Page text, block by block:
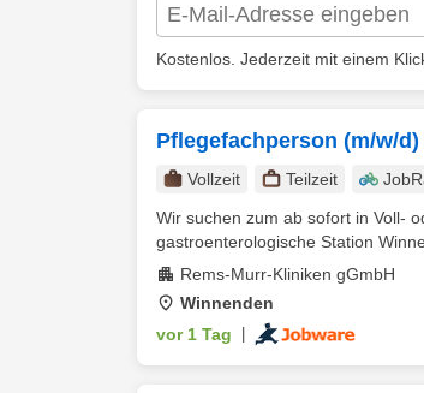
Kostenlos. Jederzeit mit einem
Pflegefachperson (m/w/
Vollzeit Teilzeit
Wir suchen zum ab sofort in Voll-
gastroenterologische Station
Rems-Murr-Kliniken gGmbH
Winnenden
vor 1 Tag